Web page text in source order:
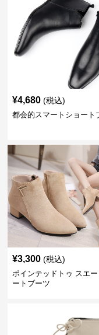
¥4,680 (税込)
都会的スマートショート
¥3,300 (税込)
ポインテッドトゥ スエー
ートブーツ